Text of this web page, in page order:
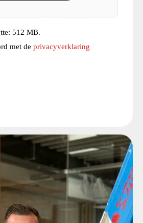
512 MB.
met de privacyverklaring